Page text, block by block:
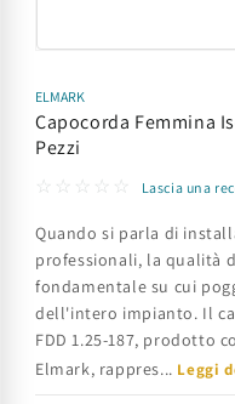
multimediali
1
in
finestra
ELMARK
Capocorda Femmina
Pezzi
☆☆☆☆☆
Lascia una
Quando si parla di
professionali, la qualità
fondamentale su cui
dell'intero impianto. Il
FDD 1.25-187, prodotto
Elmark, rappres... Leggi